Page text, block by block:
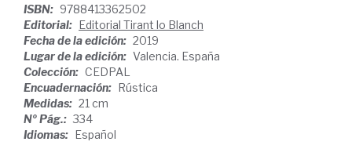
ISBN: 9788413362502
Editorial: Editorial Tirant lo Blanch
Fecha de la edición: 2019
Lugar de la edición: Valencia. España
Colección: CEDPAL
Encuadernación: Rústica
Medidas: 21 cm
Nº Pág.: 334
Idiomas: Español